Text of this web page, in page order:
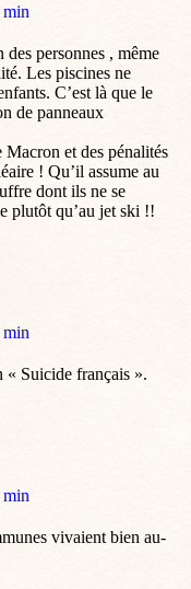
min
des personnes , même
Les piscines ne
C’est là que le
de panneaux
Macron et des pénalités
! Qu’il assume au
dont ils ne se
plutôt qu’au jet ski !!
min
« Suicide français ».
min
vivaient bien au-